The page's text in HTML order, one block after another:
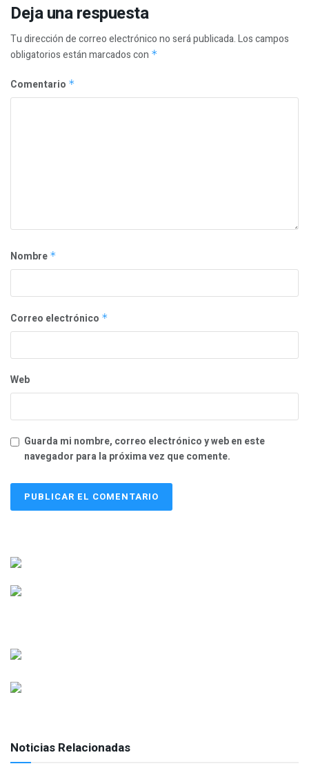
Deja una respuesta
Tu dirección de correo electrónico no será publicada.Los campos
obligatorios están marcados con *
Comentario *
Nombre *
Correo electrónico *
Web
Guarda mi nombre, correo electrónico y web en este
navegador para la próxima vez que comente.
Noticias Relacionadas